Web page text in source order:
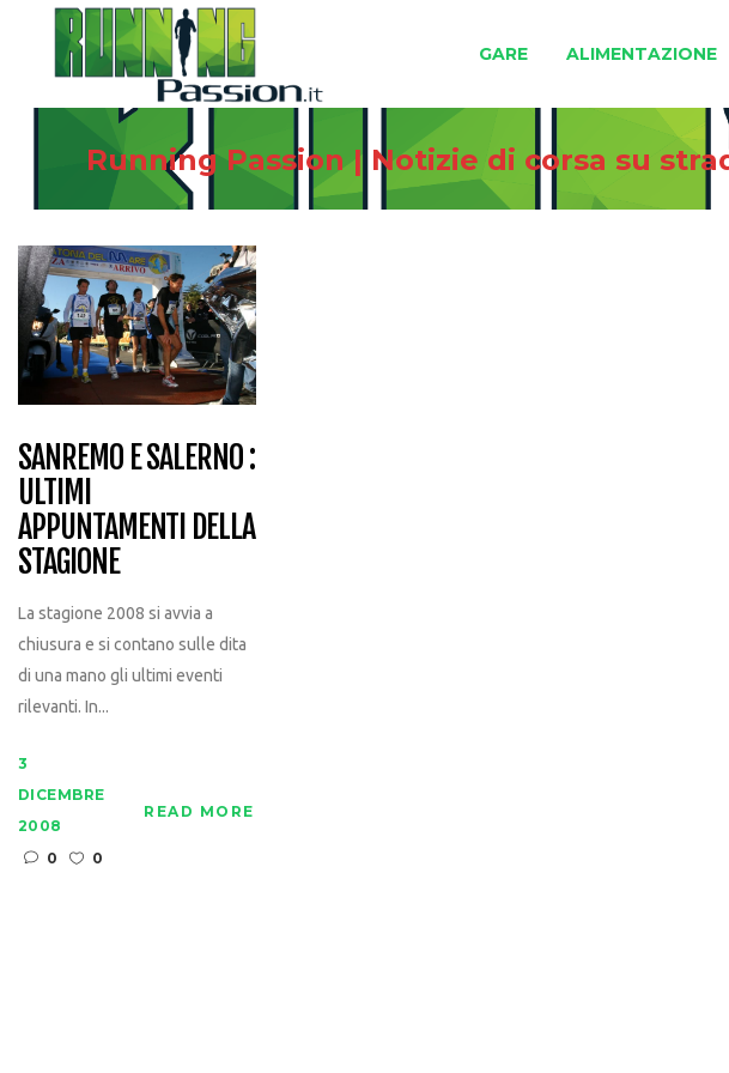
GARE ALIMENTAZIONE
Running Passion | Notizie di corsa su
SANREMO E SALERNO :
ULTIMI
APPUNTAMENTI DELLA
STAGIONE
La stagione 2008 si avvia a
chiusura e si contano sulle dita
di una mano gli ultimi eventi
rilevanti. In...
3
DICEMBRE
2008
0
0
READ MORE